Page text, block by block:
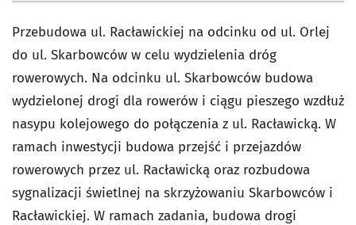
Przebudowa ul. Racławickiej na odcinku od ul. Orlej
do ul. Skarbowców w celu wydzielenia dróg
rowerowych. Na odcinku ul. Skarbowców budowa
wydzielonej drogi dla rowerów i ciągu pieszego wzdłuż
nasypu kolejowego do połączenia z ul. Racławicką. W
ramach inwestycji budowa przejść i przejazdów
rowerowych przez ul. Racławicką oraz rozbudowa
sygnalizacji świetlnej na skrzyżowaniu Skarbowców i
Racławickiej. W ramach zadania, budowa drogi